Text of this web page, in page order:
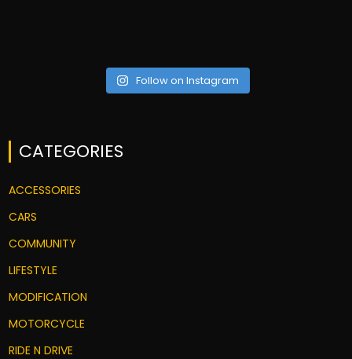
Follow on Instagram
CATEGORIES
ACCESSORIES
CARS
COMMUNITY
LIFESTYLE
MODIFICATION
MOTORCYCLE
RIDE N DRIVE